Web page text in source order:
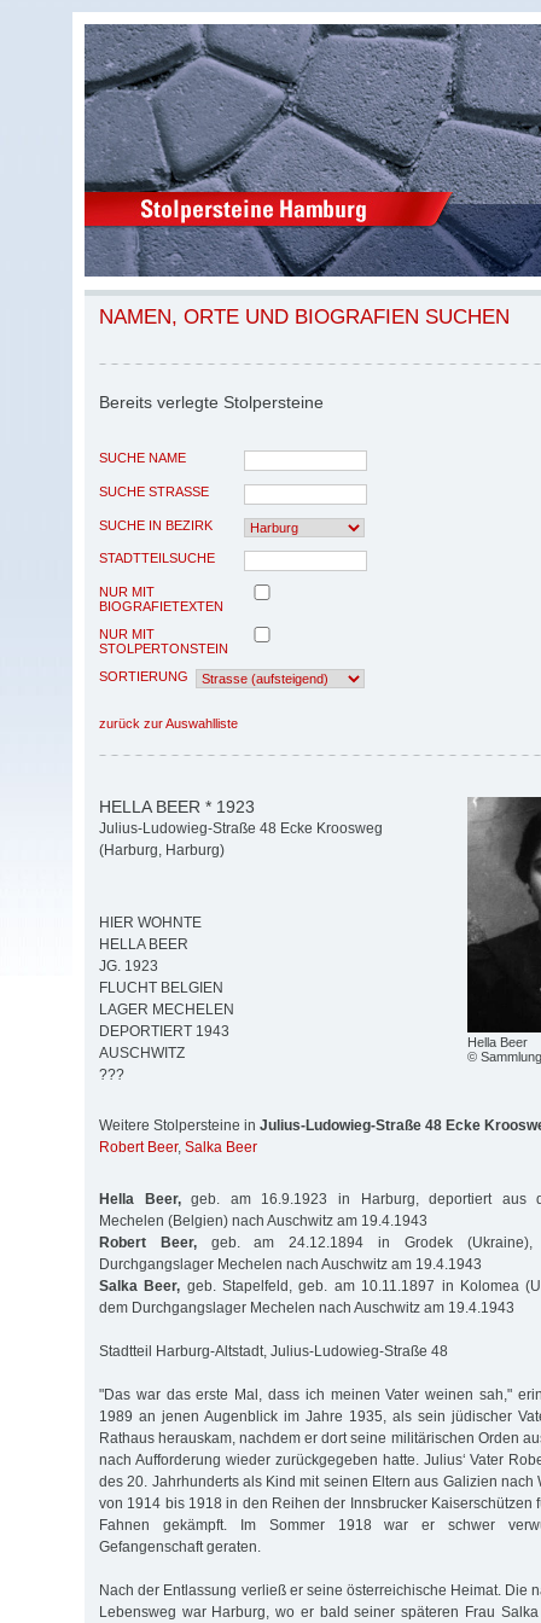
NAMEN, ORTE UND BIOGRAFIEN SUCHEN
Bereits verlegte Stolpersteine
SUCHE NAME
SUCHE STRASSE
SUCHE IN BEZIRK
STADTTEILSUCHE
NUR MIT
BIOGRAFIETEXTEN
NUR MIT
STOLPERTONSTEIN
SORTIERUNG
zurück zur Auswahlliste
Hella Beer
©
HELLA BEER * 1923
Julius-Ludowieg-Straße 48 Ecke Kroosweg
(Harburg, Harburg)
HIER WOHNTE
HELLA BEER
JG. 1923
FLUCHT BELGIEN
LAGER MECHELEN
DEPORTIERT 1943
AUSCHWITZ
???
Weitere Stolpersteine in Julius-Ludowieg-Straße 48 Ecke
Robert Beer, Salka Beer
Hella Beer,geb. am 16.9.1923 in Harburg, deportiert aus
Mechelen (Belgien) nach Auschwitz am 19.4.1943
Robert Beer,geb. am 24.12.1894 in Grodek (Ukraine),
Durchgangslager Mechelen nach Auschwitz am 19.4.1943
Salka Beer, geb. Stapelfeld, geb. am 10.11.1897 in Kolomea
dem Durchgangslager Mechelen nach Auschwitz am 19.4.1943
Stadtteil Harburg-Altstadt, Julius-Ludowieg-Straße 48
"Das war das erste Mal, dass ich meinen Vater weinen sah,"
1989 an jenen Augenblick im Jahre 1935, als sein jüdischer
Rathaus herauskam, nachdem er dort seine militärischen Orden
nach Aufforderung wieder zurückgegeben hatte. Julius‘ Vater
des 20. Jahrhunderts als Kind mit seinen Eltern aus Galizien nach
von 1914 bis 1918 in den Reihen der Innsbrucker Kaiserschützen
Fahnen gekämpft. Im Sommer 1918 war er schwer
Gefangenschaft geraten.
Nach der Entlassung verließ er seine österreichische Heimat. Die
Lebensweg war Harburg, wo er bald seiner späteren Frau